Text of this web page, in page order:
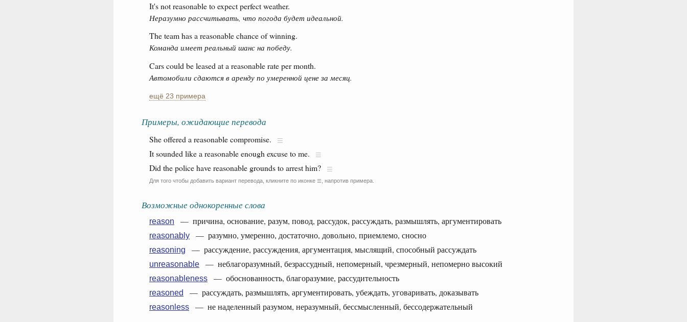
It's not reasonable to expect perfect weather.
Неразумно рассчитывать, что погода будет идеальной.
The team has a reasonable chance of winning.
Команда имеет реальный шанс на победу.
Cars could be leased at a reasonable rate per month.
Автомобили сдаются в аренду по умеренной цене за месяц.
ещё 23 примера
Примеры, ожидающие перевода
She offered a reasonable compromise.
It sounded like a reasonable enough excuse to me.
Did the police have reasonable grounds to arrest him?
Для того чтобы добавить вариант перевода, кликните по иконке ☰ , напротив примера.
Возможные однокоренные слова
reason — причина, основание, разум, повод, рассудок, рассуждать, размышлять, аргументировать
reasonably — разумно, умеренно, достаточно, довольно, приемлемо, сносно
reasoning — рассуждение, рассуждения, аргументация, мыслящий, способный рассуждать
unreasonable — неблагоразумный, безрассудный, непомерный, чрезмерный, непомерно высокий
reasonableness — обоснованность, благоразумие, рассудительность
reasoned — рассуждать, размышлять, аргументировать, убеждать, уговаривать, доказывать
reasonless — не наделенный разумом, неразумный, бессмысленный, бессодержательный